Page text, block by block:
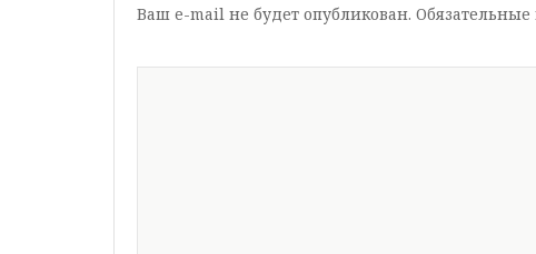
Ваш e-mail не будет опубликован.